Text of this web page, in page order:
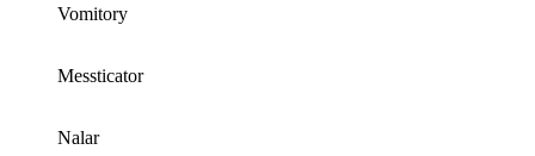
Vomitory
Messticator
Nalar